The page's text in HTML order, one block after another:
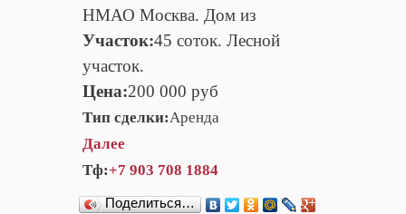
НМАО Москва. Дом из
Участок:45 соток. Лесной
участок.
Цена:200 000 руб
Тип сделки:Аренда
Далее
Тф:+7 903 708 1884
Поделиться…